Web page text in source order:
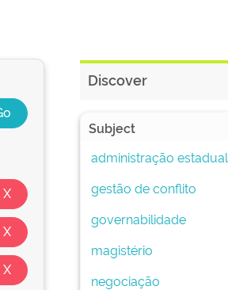
Discover
Subject
administração estadual
gestão de conflito
governabilidade
magistério
negociação